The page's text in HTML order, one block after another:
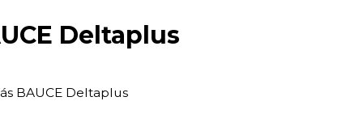
Deltaplus